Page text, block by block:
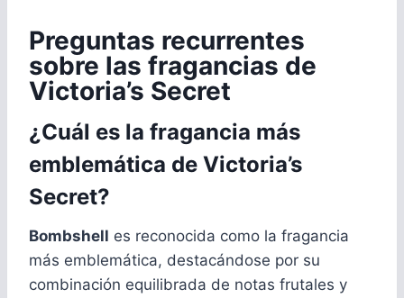
Preguntas recurrentes
sobre las fragancias de
Victoria’s Secret
¿Cuál es la fragancia más
emblemática de Victoria’s
Secret?
Bombshell es reconocida como la fragancia
más emblemática, destacándose por su
combinación equilibrada de notas frutales y